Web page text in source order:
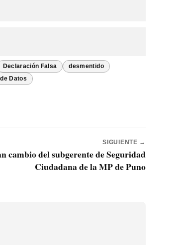
Declaración Falsa desmentido
Datos
SIGUIENTE →
cambio del subgerente de Seguridad
Ciudadana de la MP de Puno